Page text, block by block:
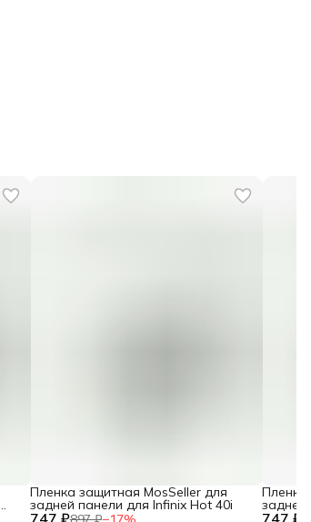
Пленка защитная MosSeller для
задней панели для Infinix Hot 40i
Пленка
задней